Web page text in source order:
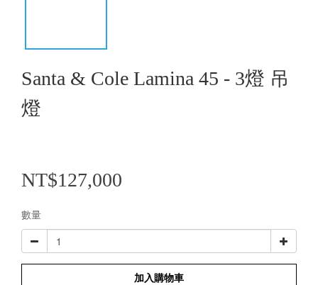
Santa & Cole Lamina 45 - 3燈 吊
燈
NT$127,000
數量
加入購物車